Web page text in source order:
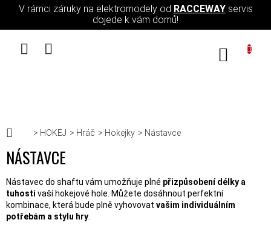
Přejít na obsah
V rámci záruky na elektromodely od RACCEWAYservis
dojede k vám domů!
Domů
HOKEJ Hráč Hokejky Nástavce
NÁSTAVCE
Nástavec do shaftu vám umožňuje plné přizpůsobení délky a
tuhosti vaší hokejové hole. Můžete dosáhnout perfektní
kombinace, která bude plně vyhovovat vašim individuálním
potřebám a stylu hry.